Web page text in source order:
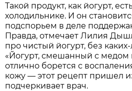
Такой продукт, как йогурт,
холодильнике. И он
подспорьем в деле
Правда, отмечает Лилия
про чистый йогурт, без
«Йогурт, смешанный с медом
отлично борется с
кожу — этот рецепт пришел
подчеркивает врач.